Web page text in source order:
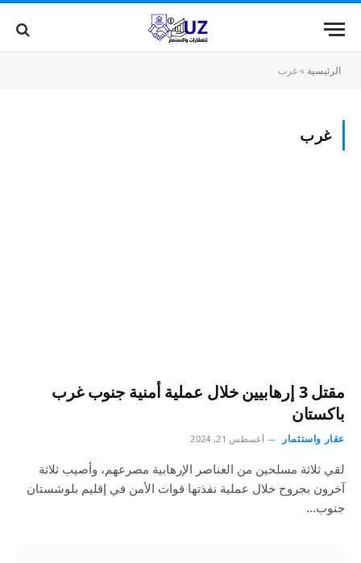
الرئيسية »غرب
غرب
مقتل 3 إرهابيين خلال عملية أمنية جنوب غرب
باكستان
عقار واستثمار أغسطس 21, 2024
لقي ثلاثة مسلحين من العناصر الإرهابية مصرعهم، وأصيب ثلاثة
آخرون بجروح خلال عملية نفذتها قوات الأمن في إقليم بلوشستان
جنوب…